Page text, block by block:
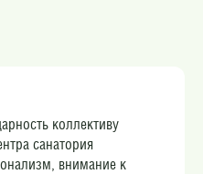
коллективу
санатория
внимание к